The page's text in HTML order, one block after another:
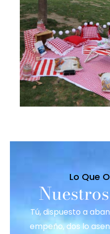
Lo Que
Tú, dispuesto a
empeño, dos lo